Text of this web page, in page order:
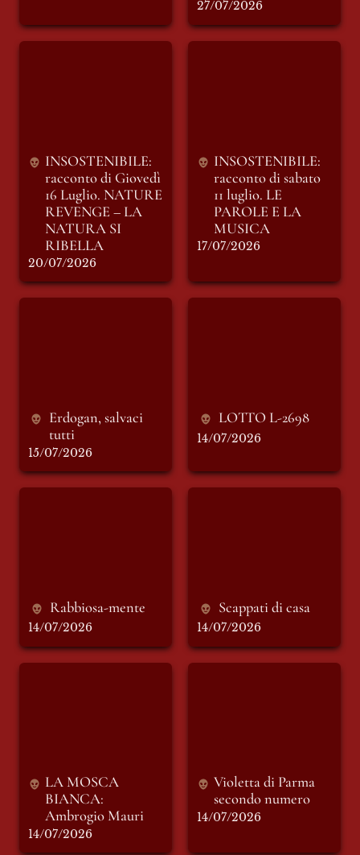
27/07/2026
INSOSTENIBILE:
racconto di Giovedì
16 Luglio. NATURE
REVENGE – LA
NATURA SI
RIBELLA
20/07/2026
INSOSTENIBILE:
racconto di sabato
11 luglio. LE
PAROLE E LA
MUSICA
17/07/2026
Erdogan, salvaci
tutti
15/07/2026
LOTTO L-2698
14/07/2026
Rabbiosa-mente
14/07/2026
Scappati di casa
14/07/2026
LA MOSCA
LA MOSCA
BIANCA:
Ambrogio Mauri
14/07/2026
Violetta di Parma
Violetta di Parma
secondo numero
14/07/2026